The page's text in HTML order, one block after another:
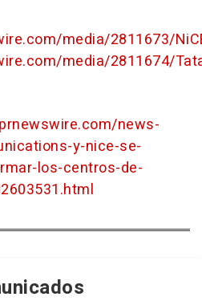
media/2811673/
media/2811674/
news-
y-nice-se-
los-centros-de-